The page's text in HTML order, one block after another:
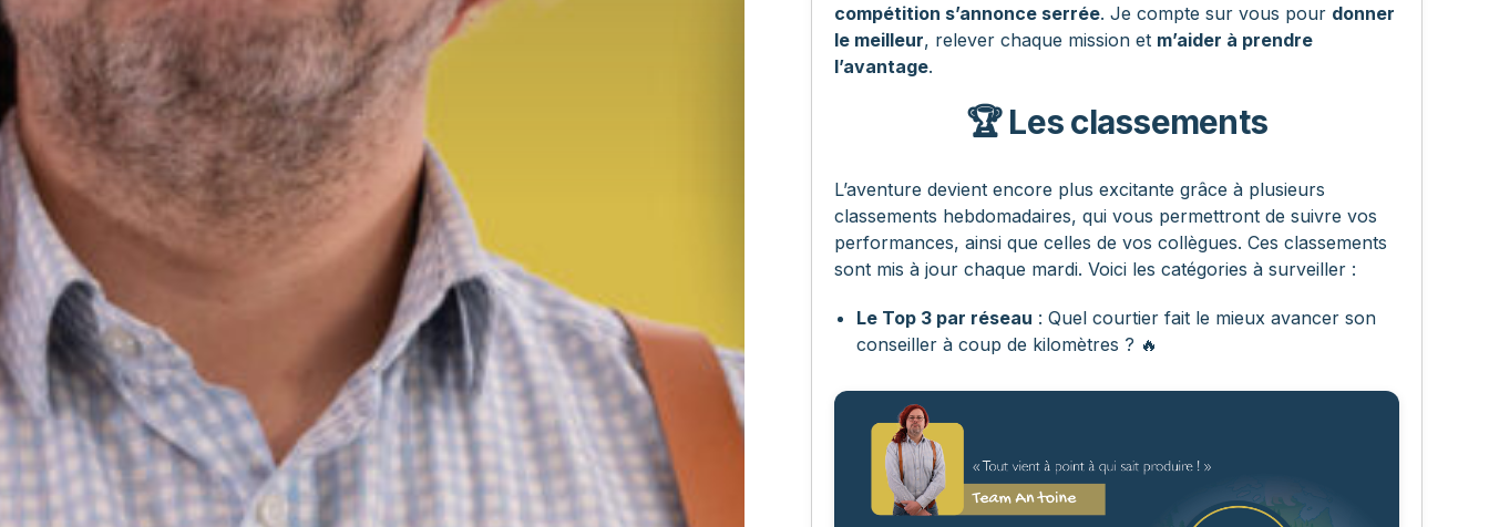
compétition s’annonce serrée. Je compte sur vous pour donner
le meilleur, relever chaque mission et m’aider à prendre
l’avantage.
🏆 Les classements
L’aventure devient encore plus excitante grâce à plusieurs
classements hebdomadaires, qui vous permettront de suivre vos
performances, ainsi que celles de vos collègues. Ces classements
sont mis à jour chaque mardi. Voici les catégories à surveiller :
Le Top 3 par réseau : Quel courtier fait le mieux avancer son
conseiller à coup de kilomètres ? 🔥